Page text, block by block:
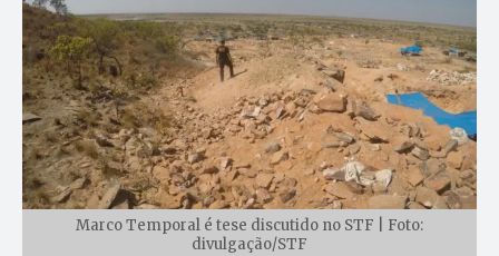
Marco Temporal é tese discutido no STF | Foto:
divulgação/STF